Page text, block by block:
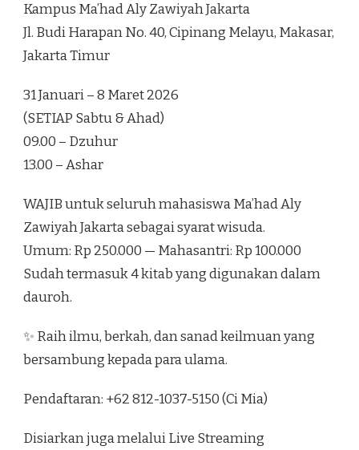
Kampus Ma’had Aly Zawiyah Jakarta
Jl. Budi Harapan No. 40, Cipinang Melayu, Makasar,
Jakarta Timur
31 Januari – 8 Maret 2026
(SETIAP Sabtu & Ahad)
09.00 – Dzuhur
13.00 – Ashar
WAJIB untuk seluruh mahasiswa Ma’had Aly
Zawiyah Jakarta sebagai syarat wisuda.
Umum: Rp 250.000 — Mahasantri: Rp 100.000
Sudah termasuk 4 kitab yang digunakan dalam
dauroh.
✨ Raih ilmu, berkah, dan sanad keilmuan yang
bersambung kepada para ulama.
Pendaftaran: +62 812-1037-5150 (Ci Mia)
Disiarkan juga melalui Live Streaming